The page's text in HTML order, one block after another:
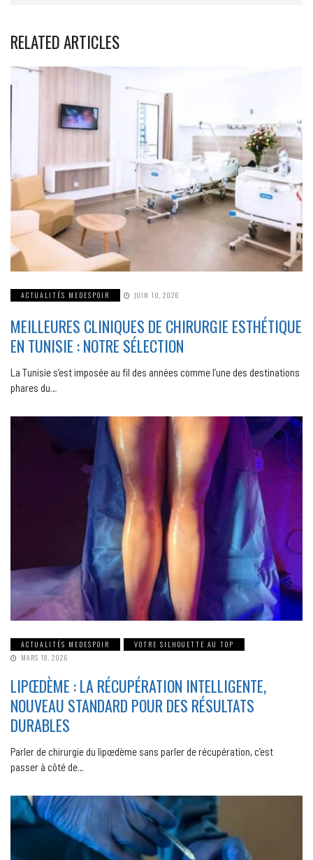
RELATED ARTICLES
ACTUALITÉS MEDESPOIR JUIN 10, 2026
MEILLEURES CLINIQUES DE CHIRURGIE ESTHÉTIQUE
EN TUNISIE : NOTRE SÉLECTION
La Tunisie s’est imposée au fil des années comme l’une des destinations
phares du…
ACTUALITÉS MEDESPOIR
VOTRE SILHOUETTE AU TOP
MARS 18, 2026
LIPŒDÈME : LA RÉCUPÉRATION INTELLIGENTE,
NOUVEAU STANDARD POUR DES RÉSULTATS
DURABLES
Parler de chirurgie du lipœdème sans parler de récupération, c’est
passer à côté de…